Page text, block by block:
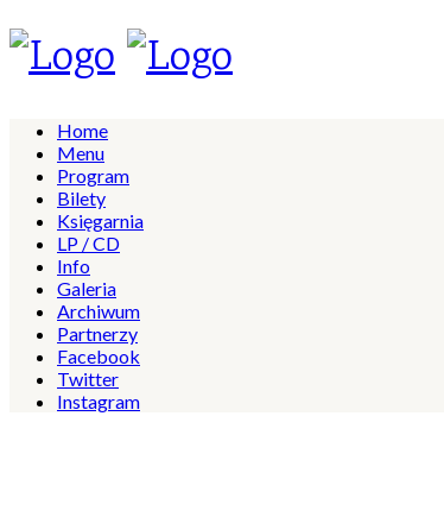
Home
Menu
Program
Bilety
Księgarnia
LP / CD
Info
Galeria
Archiwum
Partnerzy
Facebook
Twitter
Instagram